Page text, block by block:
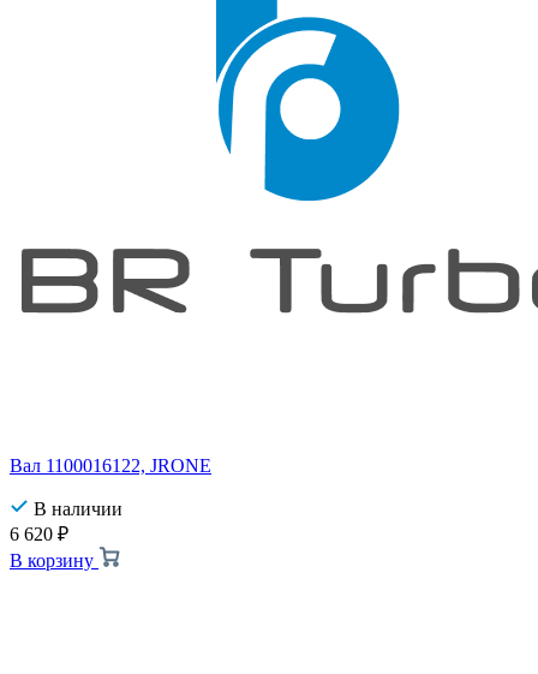
Вал 1100016122, JRONE
В наличии
6 620 ₽
В корзину